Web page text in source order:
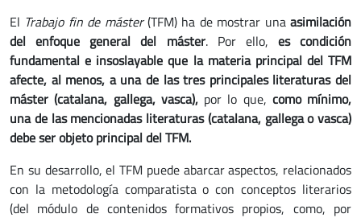
El Trabajo fin de máster(TFM) ha de mostrar unaasimilación
del enfoque general del máster. Por ello, es condición
fundamental e insoslayable que la materia principal del TFM
afecte, al menos, a una de las tres principales literaturas del
máster (catalana, gallega, vasca), por lo que, como mínimo,
una de las mencionadas literaturas (catalana, gallega o vasca)
debe ser objeto principal del TFM.
En su desarrollo, el TFM puede abarcar aspectos, relacionados
con la metodología comparatista o con conceptos literarios
(del módulo de contenidos formativos propios, como, por